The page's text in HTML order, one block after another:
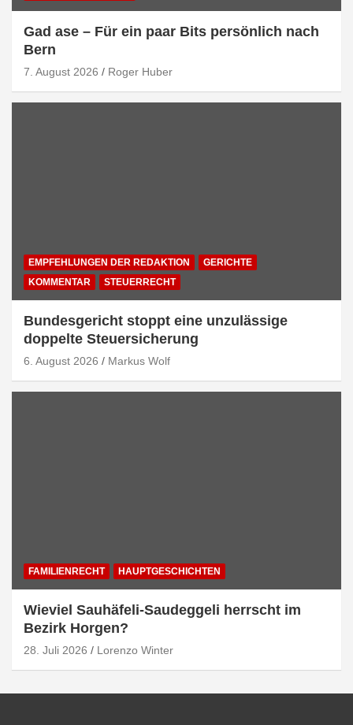
Gad ase – Für ein paar Bits persönlich nach
Bern
7. August 2026 Roger Huber
EMPFEHLUNGEN DER REDAKTION
GERICHTE
KOMMENTAR
STEUERRECHT
Bundesgericht stoppt eine unzulässige
doppelte Steuersicherung
6. August 2026 Markus Wolf
FAMILIENRECHT HAUPTGESCHICHTEN
Wieviel Sauhäfeli-Saudeggeli herrscht im
Bezirk Horgen?
28. Juli 2026 Lorenzo Winter